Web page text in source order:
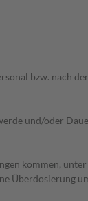
bzw. nach
und/oder
kommen,
Überdosierung